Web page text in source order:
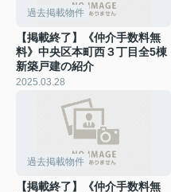
過去掲載物件
【掲載終了】《仲介手数料無
料》中央区本町西３丁目全5棟
新築戸建の紹介
2025.03.28
過去掲載物件
【掲載終了】《仲介手数料無